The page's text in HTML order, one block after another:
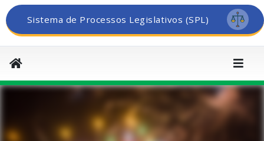
Sistema de Processos Legislativos (SPL)